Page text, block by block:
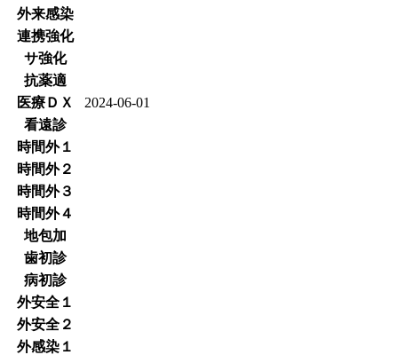
外来感染
連携強化
サ強化
抗薬適
医療ＤＸ
2024-06-01
看遠診
時間外１
時間外２
時間外３
時間外４
地包加
歯初診
病初診
外安全１
外安全２
外感染１